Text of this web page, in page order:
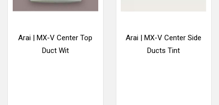
Arai | MX-V Center Top
Duct Wit
Arai | MX-V Center Side
Ducts Tint